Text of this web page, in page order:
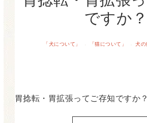
ですか？
「犬について」 · 「猫について」 · 犬
胃捻転・胃拡張ってご存知ですか